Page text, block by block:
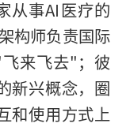
从事AI医疗的
构师负责国际
来飞去"；彼
新兴概念，圈
和使用方式上